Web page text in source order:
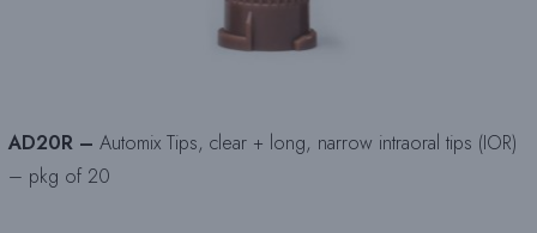
AD20R – Automix Tips, clear + long, narrow intraoral tips (IOR)
– pkg of 20